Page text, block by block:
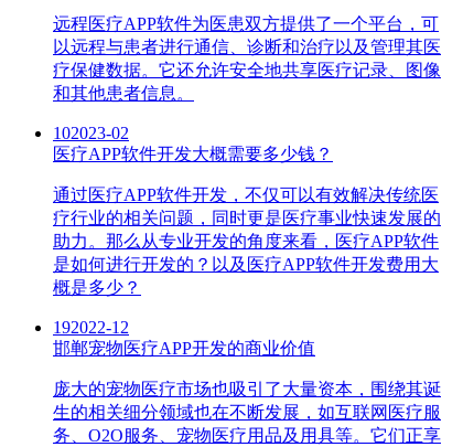
远程医疗APP软件为医患双方提供了一个平台，可
以远程与患者进行通信、诊断和治疗以及管理其医
疗保健数据。它还允许安全地共享医疗记录、图像
和其他患者信息。
102023-02
医疗APP软件开发大概需要多少钱？
通过医疗APP软件开发，不仅可以有效解决传统医
疗行业的相关问题，同时更是医疗事业快速发展的
助力。那么从专业开发的角度来看，医疗APP软件
是如何进行开发的？以及医疗APP软件开发费用大
概是多少？
192022-12
邯郸宠物医疗APP开发的商业价值
庞大的宠物医疗市场也吸引了大量资本，围绕其诞
生的相关细分领域也在不断发展，如互联网医疗服
务、O2O服务、宠物医疗用品及用具等。它们正享